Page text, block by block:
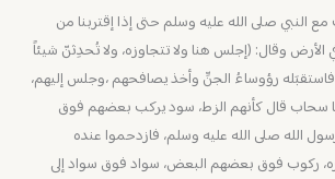
النبي صلى الله عليه وسلم حتى إذا إقتربنا من
وقال: (إجلس هنا ولا تتجاوزه، ولا تُحدِثنّ شيئاً
فاستقبَله رؤوساءُ الجنِّ وأخذ يصافحهم ،وجلس إليهم،
سحاب قال كأنهم الزط، سود يركب بعضهم فوق
الله صلى الله عليه وسلم، فازدحموا عنده
ركوب فوق بعضهم البعض، سواد فوق سواد إلى